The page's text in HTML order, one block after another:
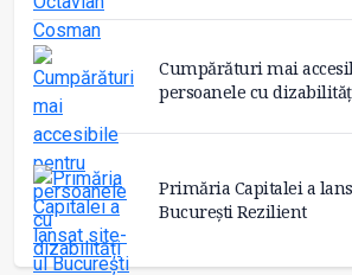
Cumpărături mai
persoanele cu
Primăria Capitalei a
București Rezilient